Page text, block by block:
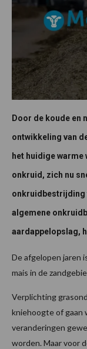
Door de koude en
ontwikkeling van
het huidige
onkruid, zich nu
onkruidbestrijding
algemene
aardappelopslag,
De afgelopen jaren
mais in de
Verplichting
kniehoogte of gaan
veranderingen
worden. Maar voor